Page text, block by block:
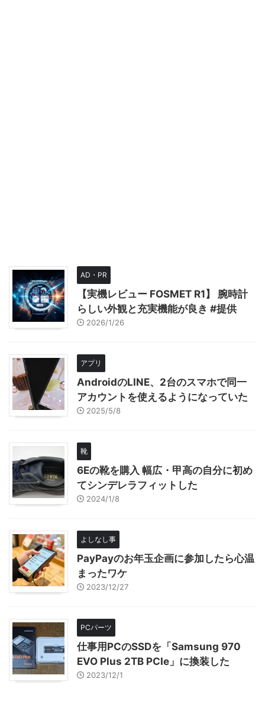
AD・PR
【実機レビュー FOSMET R1】 腕時計
らしい外観と充実機能が良き #提供
2026/1/26
アプリ
AndroidのLINE、2台のスマホで同一
アカウントを使えるようになっていた
2025/5/8
靴
6Eの靴を購入 幅広・甲高の自分に初め
てシンデレラフィットした
2024/1/8
よしなし事
PayPayのお年玉企画に参加したら心温
まったワケ
2023/12/27
PCパーツ
仕事用PCのSSDを「Samsung 970
EVO Plus 2TB PCIe」に換装した
2023/12/1